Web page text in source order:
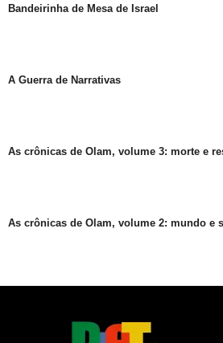
Bandeirinha de Mesa de Israel
A Guerra de Narrativas
As crônicas de Olam, volume 3: morte e
As crônicas de Olam, volume 2: mundo e